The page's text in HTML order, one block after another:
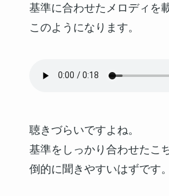
基準に合わせたメロディを
このようになります。
聴きづらいですよね。
基準をしっかり合わせたこ
倒的に聞きやすいはずです。